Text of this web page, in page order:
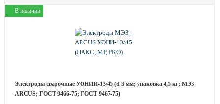
В наличии
Электроды сварочные УОНИИ-13/45 (d 3 мм; упаковка 4,5 кг; МЭЗ |
ARCUS; ГОСТ 9466-75; ГОСТ 9467-75)